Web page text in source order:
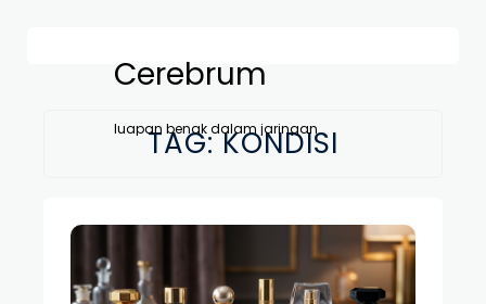
Cerebrum
luapan benak dalam jaringan
TAG:KONDISI